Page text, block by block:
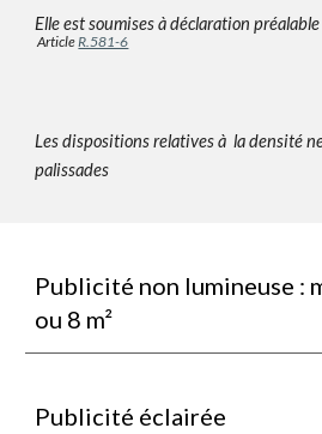
Elle est soumises à déclaration préalable
ArticleR.581-6
Les dispositions relatives à la densité
palissades
Publicité non lumineuse :
ou 8 m²
Publicité éclairée